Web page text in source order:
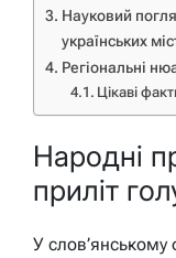
Науковий
українських
Регіональні
Цікаві
Народні
приліт
У слов’янському